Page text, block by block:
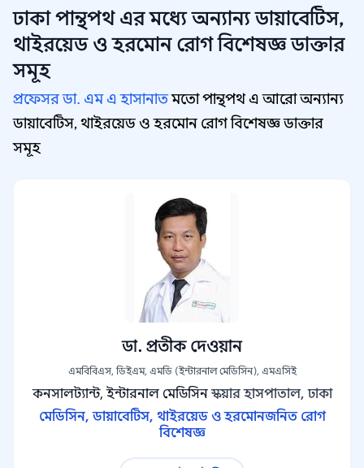
ঢাকা পান্থপথ এর মধ্যে অন্যান্যডায়াবেটিস,
থাইরয়েড ও হরমোন রোগ বিশেষজ্ঞ ডাক্তার
সমূহ
প্রফেসর ডা. এম এ হাসানাতমতো পান্থপথ এ আরো অন্যান্য
ডায়াবেটিস, থাইরয়েড ও হরমোন রোগ বিশেষজ্ঞ ডাক্তার
সমূহ
ডা. প্রতীক দেওয়ান
এমবিবিএস, ডিইএম, এমডি (ইন্টারনাল মেডিসিন), এমএসিই
কনসালট্যান্ট, ইন্টারনাল মেডিসিন স্কয়ার হাসপাতাল, ঢাকা
মেডিসিন, ডায়াবেটিস, থাইরয়েড ও হরমোনজনিত রোগ
বিশেষজ্ঞ